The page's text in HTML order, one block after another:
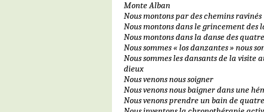
Monte Alban
Nous montons par des chemins ravinés
Nous montons dans le grincement des
Nous montons dans la danse des
Nous sommes « los danzantes » nous
Nous sommes les dansants de la visite
dieux
Nous venons nous soigner
Nous venons nous baigner dans une
Nous venons prendre un bain de